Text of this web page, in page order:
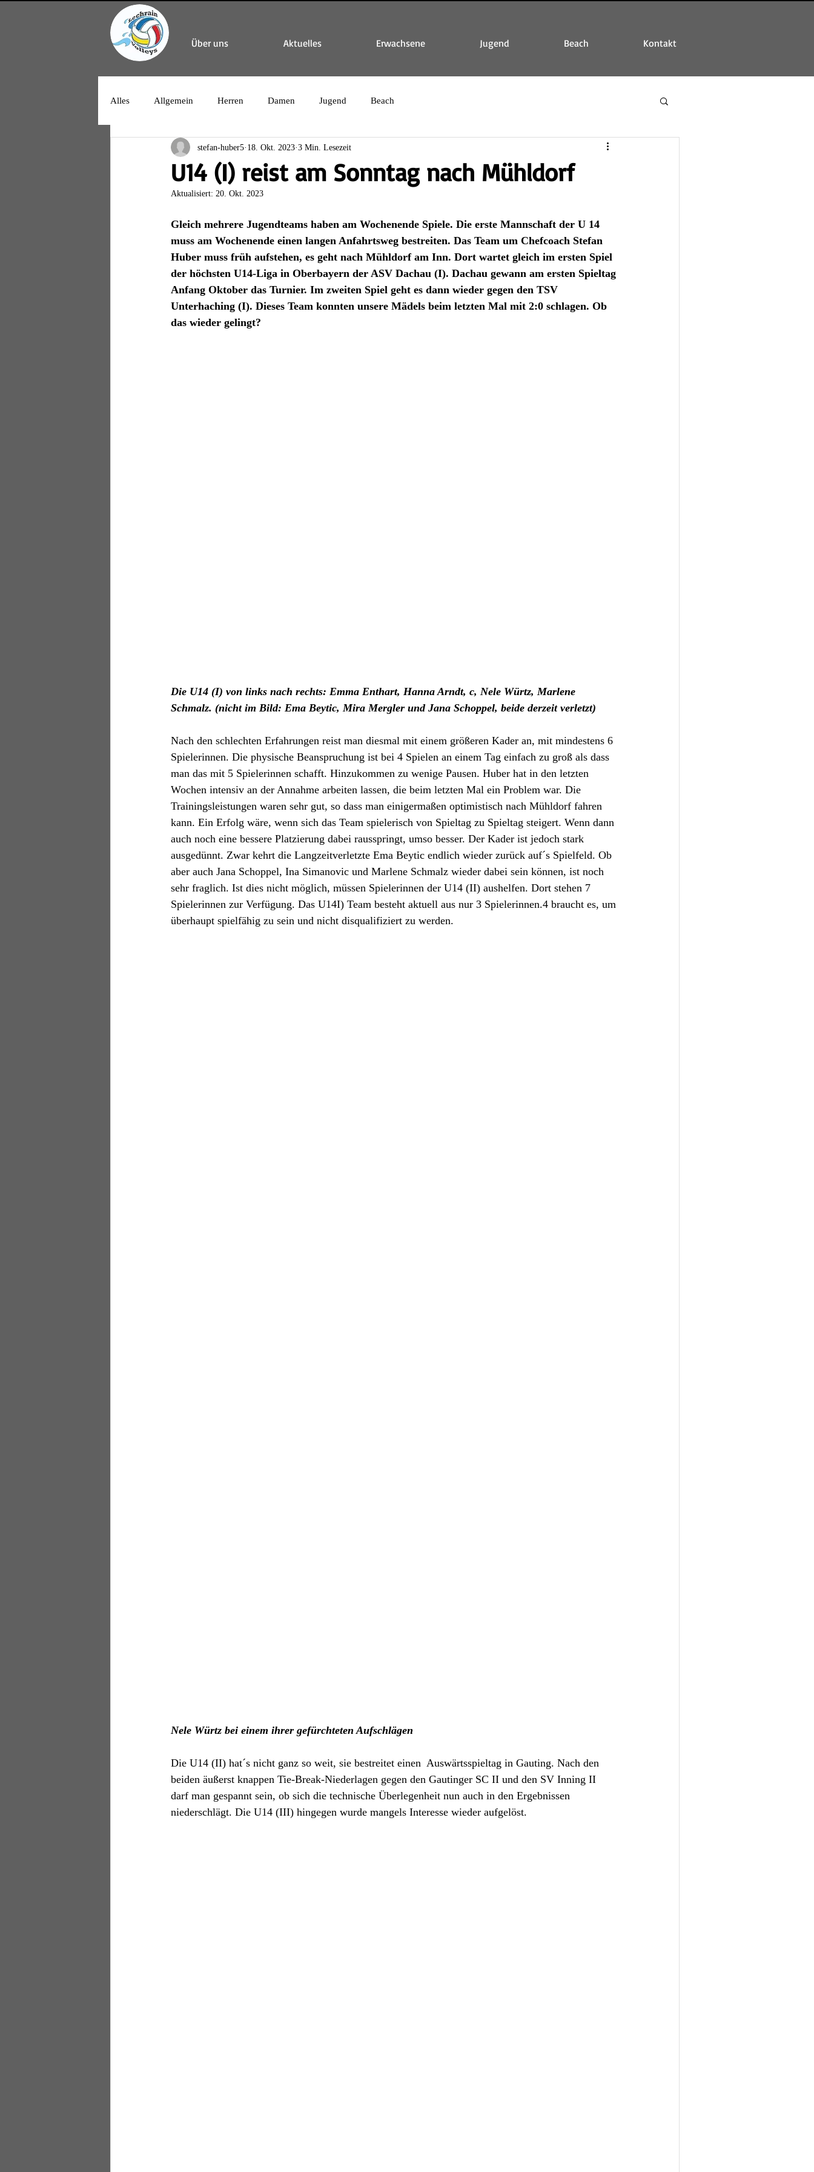
Über uns Aktuelles Erwachsene Jugend Beach Kontakt
Alles Allgemein Herren Damen Jugend Beach
U14 (I) reist am Sonntag nach Mühldorf
stefan-huber5 18. Okt. 2023 3 Min. Lesezeit
Aktualisiert: 20. Okt. 2023
Gleich mehrere Jugendteams haben am Wochenende Spiele. Die erste Mannschaft der U 14
muss am Wochenende einen langen Anfahrtsweg bestreiten. Das Team um Chefcoach Stefan
Huber muss früh aufstehen, es geht nach Mühldorf am Inn. Dort wartet gleich im ersten Spiel
der höchsten U14-Liga in Oberbayern der ASV Dachau (I). Dachau gewann am ersten Spieltag
Anfang Oktober das Turnier. Im zweiten Spiel geht es dann wieder gegen den TSV
Unterhaching (I). Dieses Team konnten unsere Mädels beim letzten Mal mit 2:0 schlagen. Ob
das wieder gelingt?
Die U14 (I) von links nach rechts: Emma Enthart, Hanna Arndt, c, Nele Würtz, Marlene
Schmalz. (nicht im Bild: Ema Beytic, Mira Mergler und Jana Schoppel, beide derzeit verletzt)
Nach den schlechten Erfahrungen reist man diesmal mit einem größeren Kader an, mit mindestens 6
Spielerinnen. Die physische Beanspruchung ist bei 4 Spielen an einem Tag einfach zu groß als dass
man das mit 5 Spielerinnen schafft. Hinzukommen zu wenige Pausen. Huber hat in den letzten
Wochen intensiv an der Annahme arbeiten lassen, die beim letzten Mal ein Problem war. Die
Trainingsleistungen waren sehr gut, so dass man einigermaßen optimistisch nach Mühldorf fahren
kann. Ein Erfolg wäre, wenn sich das Team spielerisch von Spieltag zu Spieltag steigert. Wenn dann
auch noch eine bessere Platzierung dabei rausspringt, umso besser. Der Kader ist jedoch stark
ausgedünnt. Zwar kehrt die Langzeitverletzte Ema Beytic endlich wieder zurück auf´s Spielfeld. Ob
aber auch Jana Schoppel, Ina Simanovic und Marlene Schmalz wieder dabei sein können, ist noch
sehr fraglich. Ist dies nicht möglich, müssen Spielerinnen der U14 (II) aushelfen. Dort stehen 7
Spielerinnen zur Verfügung. Das U14I) Team besteht aktuell aus nur 3 Spielerinnen.4 braucht es, um
überhaupt spielfähig zu sein und nicht disqualifiziert zu werden.
Nele Würtz bei einem ihrer gefürchteten Aufschlägen
Die U14 (II) hat´s nicht ganz so weit, sie bestreitet einen  Auswärtsspieltag in Gauting. Nach den
beiden äußerst knappen Tie-Break-Niederlagen gegen den Gautinger SC II und den SV Inning II
darf man gespannt sein, ob sich die technische Überlegenheit nun auch in den Ergebnissen
niederschlägt. Die U14 (III) hingegen wurde mangels Interesse wieder aufgelöst.